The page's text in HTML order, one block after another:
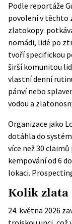
Podle reportáže
povolení v těchto
zlatokopy:
nomádi, lidé po
tvoří specifickou
širší komunitou
vlastní denní
pánví nebo
vodou a
Organizace jako
dotáhla do
více než 30
kempování od 6
lokaci.
Kolik zlata
24. května 2026